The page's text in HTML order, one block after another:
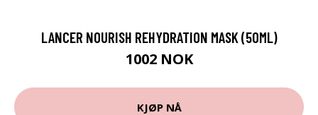
LANCER NOURISH REHYDRATION MASK (50ML)
1002 NOK
KJØP NÅ